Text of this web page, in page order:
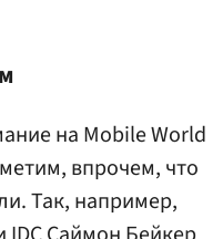
на Mobile World
впрочем, что
Так, например,